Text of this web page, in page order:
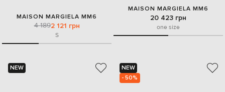
MAISON MARGIELA MM6
4 1892 121 грн
S
MAISON MARGIELA MM6
20 423 грн
one size
NEW
NEW
- 50%